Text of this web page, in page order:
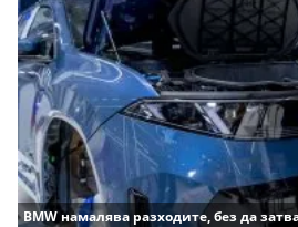
BMW намалява разходите, без да